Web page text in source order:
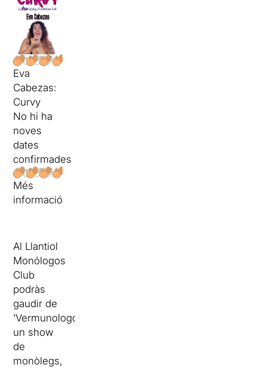
Eva
Cabezas:
Curvy
No hi ha
noves
dates
confirmades
Més
informació
Al Llantiol
Monólogos
Club
podràs
gaudir de
‘Vermunologos’,
un show
de
monòlegs,